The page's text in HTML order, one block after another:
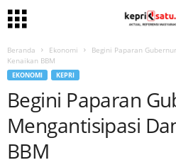
Beranda Ekonomi
Begini Paparan
Kenaikan BBM
EKONOMI KEPRI
Begini Paparan
Mengantisipasi
BBM